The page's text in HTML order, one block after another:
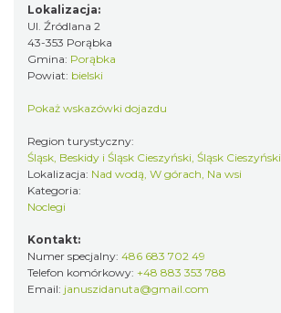
Lokalizacja:
Ul. Źródlana 2
43-353 Porąbka
Gmina: Porąbka
Powiat: bielski
Pokaż wskazówki dojazdu
Region turystyczny:
Śląsk, Beskidy i Śląsk Cieszyński, Śląsk Cieszyński
Lokalizacja: Nad wodą, W górach, Na wsi
Kategoria:
Noclegi
Kontakt:
Numer specjalny: 486 683 702 49
Telefon komórkowy: +48 883 353 788
Email: januszidanuta@gmail.com